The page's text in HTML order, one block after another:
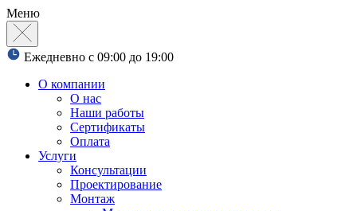
Меню
Ежедневно с 09:00 до 19:00
О компании
О нас
Наши работы
Сертификаты
Оплата
Услуги
Консультации
Проектирование
Монтаж